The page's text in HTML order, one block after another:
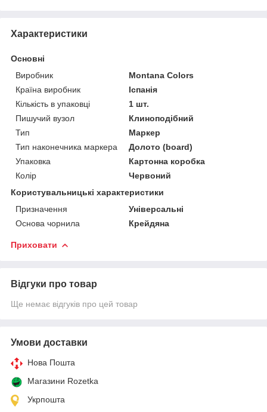
Характеристики
Основні
Виробник
Montana Colors
Країна виробник
Іспанія
Кількість в упаковці
1 шт.
Пишучий вузол
Клиноподібний
Тип
Маркер
Тип наконечника маркера
Долото (board)
Упаковка
Картонна коробка
Колір
Червоний
Користувальницькі характеристики
Призначення
Універсальні
Основа чорнила
Крейдяна
Приховати
Відгуки про товар
Ще немає відгуків про цей товар
Умови доставки
Нова Пошта
Магазини Rozetka
Укрпошта